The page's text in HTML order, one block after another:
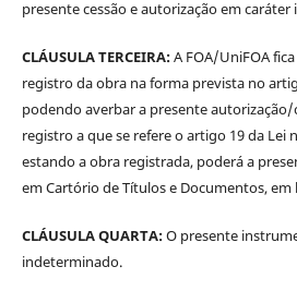
presente cessão e autorização em
CLÁUSULA TERCEIRA:A FOA/UniFOA
registro da obra na forma prevista no
podendo averbar a presente
registro a que se refere o artigo 19 da Lei
estando a obra registrada, poderá a
em Cartório de Títulos e Documentos, em
CLÁUSULA QUARTA:O presente
indeterminado.